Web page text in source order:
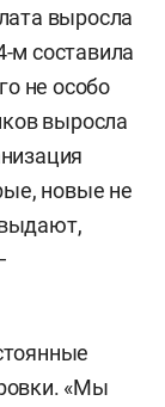
выросла
м составила
не особо
выросла
новые не
«Мы